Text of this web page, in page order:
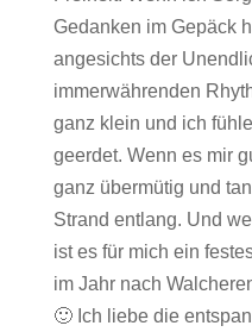
Gedanken im Gepäck
angesichts der
immerwährenden
ganz klein und ich
geerdet. Wenn es mir
ganz übermütig und
Strand entlang. Und
ist es für mich ein
im Jahr nach
🙂 Ich liebe die